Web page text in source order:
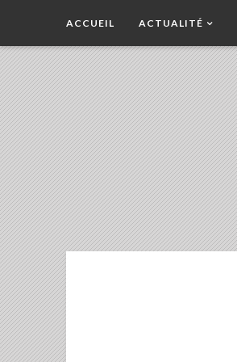
ACCUEIL ACTUALITÉ